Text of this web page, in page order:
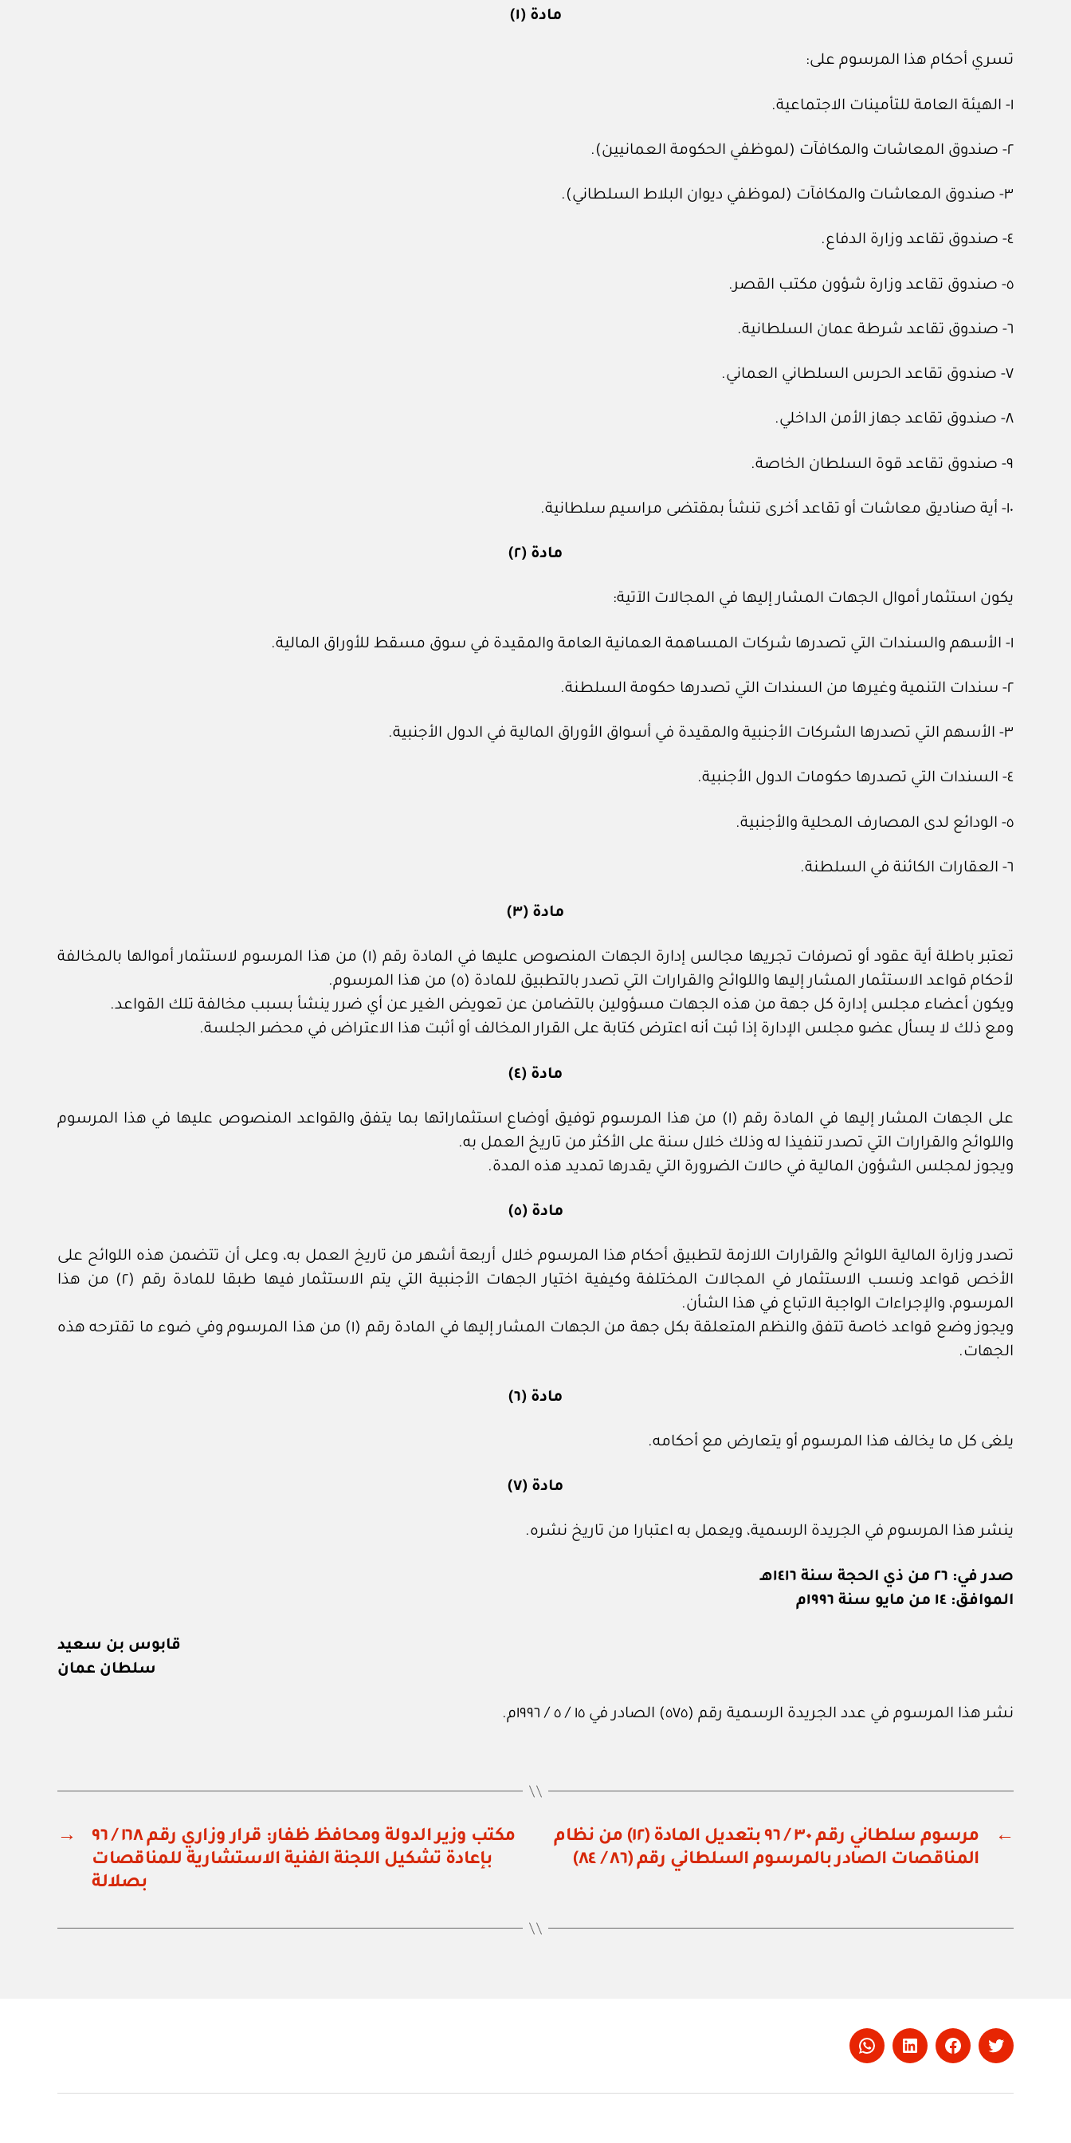
مادة (١)
تسري أحكام هذا المرسوم على:
١- الهيئة العامة للتأمينات الاجتماعية.
٢- صندوق المعاشات والمكافآت (لموظفي الحكومة العمانيين).
٣- صندوق المعاشات والمكافآت (لموظفي ديوان البلاط السلطاني).
٤- صندوق تقاعد وزارة الدفاع.
٥- صندوق تقاعد وزارة شؤون مكتب القصر.
٦- صندوق تقاعد شرطة عمان السلطانية.
٧- صندوق تقاعد الحرس السلطاني العماني.
٨- صندوق تقاعد جهاز الأمن الداخلي.
٩- صندوق تقاعد قوة السلطان الخاصة.
١٠- أية صناديق معاشات أو تقاعد أخرى تنشأ بمقتضى مراسيم سلطانية.
مادة (٢)
يكون استثمار أموال الجهات المشار إليها في المجالات الآتية:
١- الأسهم والسندات التي تصدرها شركات المساهمة العمانية العامة والمقيدة في سوق مسقط للأوراق المالية.
٢- سندات التنمية وغيرها من السندات التي تصدرها حكومة السلطنة.
٣- الأسهم التي تصدرها الشركات الأجنبية والمقيدة في أسواق الأوراق المالية في الدول الأجنبية.
٤- السندات التي تصدرها حكومات الدول الأجنبية.
٥- الودائع لدى المصارف المحلية والأجنبية.
٦- العقارات الكائنة في السلطنة.
مادة (٣)
تعتبر باطلة أية عقود أو تصرفات تجريها مجالس إدارة الجهات المنصوص عليها في المادة رقم (١) من هذا المرسوم لاستثمار أموالها بالمخالفة
لأحكام قواعد الاستثمار المشار إليها واللوائح والقرارات التي تصدر بالتطبيق للمادة (٥) من هذا المرسوم.
ويكون أعضاء مجلس إدارة كل جهة من هذه الجهات مسؤولين بالتضامن عن تعويض الغير عن أي ضرر ينشأ بسبب مخالفة تلك القواعد.
ومع ذلك لا يسأل عضو مجلس الإدارة إذا ثبت أنه اعترض كتابة على القرار المخالف أو أثبت هذا الاعتراض في محضر الجلسة.
مادة (٤)
على الجهات المشار إليها في المادة رقم (١) من هذا المرسوم توفيق أوضاع استثماراتها بما يتفق والقواعد المنصوص عليها في هذا المرسوم
واللوائح والقرارات التي تصدر تنفيذا له وذلك خلال سنة على الأكثر من تاريخ العمل به.
ويجوز لمجلس الشؤون المالية في حالات الضرورة التي يقدرها تمديد هذه المدة.
مادة (٥)
تصدر وزارة المالية اللوائح والقرارات اللازمة لتطبيق أحكام هذا المرسوم خلال أربعة أشهر من تاريخ العمل به، وعلى أن تتضمن هذه اللوائح على
الأخص قواعد ونسب الاستثمار في المجالات المختلفة وكيفية اختيار الجهات الأجنبية التي يتم الاستثمار فيها طبقا للمادة رقم (٢) من هذا
المرسوم، والإجراءات الواجبة الاتباع في هذا الشأن.
ويجوز وضع قواعد خاصة تتفق والنظم المتعلقة بكل جهة من الجهات المشار إليها في المادة رقم (١) من هذا المرسوم وفي ضوء ما تقترحه هذه
الجهات.
مادة (٦)
يلغى كل ما يخالف هذا المرسوم أو يتعارض مع أحكامه.
مادة (٧)
ينشر هذا المرسوم في الجريدة الرسمية، ويعمل به اعتبارا من تاريخ نشره.
صدر في: ٢٦ من ذي الحجة سنة ١٤١٦هـ
الموافق: ١٤ من مايو سنة ١٩٩٦م
قابوس بن سعيد
سلطان عمان
نشر هذا المرسوم في عدد الجريدة الرسمية رقم (٥٧٥) الصادر في ١٥ / ٥ / ١٩٩٦م.
←
مرسوم سلطاني رقم ٣٠ / ٩٦ بتعديل المادة (١٢) من نظام
المناقصات الصادر بالمرسوم السلطاني رقم (٨٦ / ٨٤)
→
مكتب وزير الدولة ومحافظ ظفار: قرار وزاري رقم ١٦٨ / ٩٦
بإعادة تشكيل اللجنة الفنية الاستشارية للمناقصات
بصلالة
Twitter
Facebook
LinkedIn
Whatsapp